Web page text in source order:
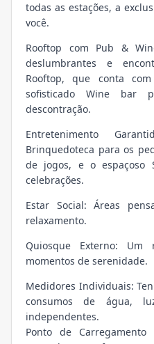
todas as estações, a
você.
Rooftop com Pub &
deslumbrantes e
Rooftop, que conta
sofisticado Wine bar
descontração.
Entretenimento
Brinquedoteca para os
de jogos, e o espaçoso
celebrações.
Estar Social: Áreas
relaxamento.
Quiosque Externo:
momentos de serenidade.
Medidores Individuais:
consumos de água,
independentes.
Ponto de Carregamento